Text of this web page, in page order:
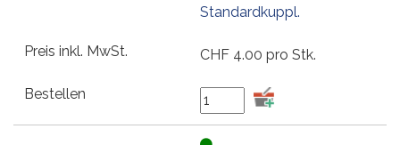
Standardkuppl.
CHF 4.00 pro Stk.